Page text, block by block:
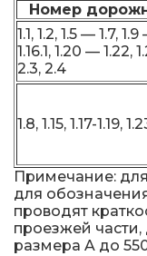
Номер
1.1, 1.2, 1.5 — 1.7, 1.9
1.16.1, 1.20 — 1.22,
2.3, 2.4
1.8, 1.15, 1.17-1.19,
Примечание:
для
проводят
проезжей
размера A до